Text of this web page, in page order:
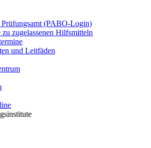
Prüfungsamt (PABO-Login)
zugelassenen Hilfsmitteln
und Leitfäden